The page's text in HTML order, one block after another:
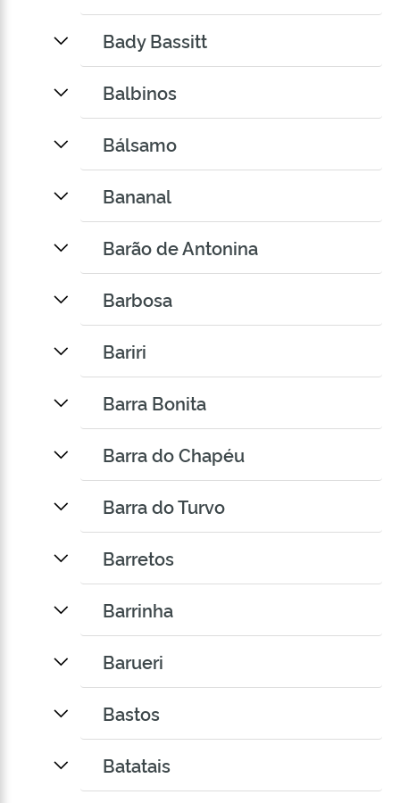
Bady Bassitt
Balbinos
Bálsamo
Bananal
Barão de Antonina
Barbosa
Bariri
Barra Bonita
Barra do Chapéu
Barra do Turvo
Barretos
Barrinha
Barueri
Bastos
Batatais